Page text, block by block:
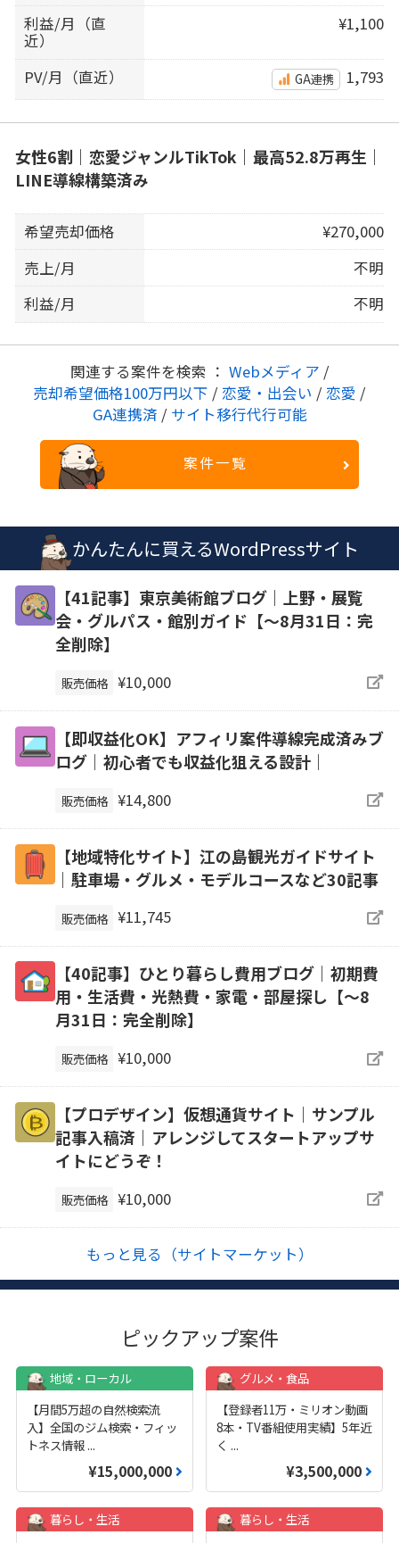
利益/月（直
近）
¥1,100
PV/月（直近） GA連携 1,793
女性6割｜恋愛ジャンルTikTok｜最高52.8万再生｜
LINE導線構築済み
希望売却価格
¥270,000
売上/月
不明
利益/月
不明
関連する案件を検索 ： Webメディア /
売却希望価格100万円以下 / 恋愛・出会い / 恋愛 /
GA連携済 / サイト移行代行可能
案件一覧
かんたんに買えるWordPressサイト
【41記事】東京美術館ブログ｜上野・展覧
会・グルパス・館別ガイド【～8月31日：完
全削除】
販売価格 ¥10,000
【即収益化OK】アフィリ案件導線完成済みブ
ログ｜初心者でも収益化狙える設計｜
販売価格 ¥14,800
【地域特化サイト】江の島観光ガイドサイト
｜駐車場・グルメ・モデルコースなど30記事
販売価格 ¥11,745
【40記事】ひとり暮らし費用ブログ｜初期費
用・生活費・光熱費・家電・部屋探し【～8
月31日：完全削除】
販売価格 ¥10,000
【プロデザイン】仮想通貨サイト｜サンプル
記事入稿済｜アレンジしてスタートアップサ
イトにどうぞ！
販売価格 ¥10,000
もっと見る（サイトマーケット）
ピックアップ案件
地域・ローカル
【月間5万超の自然検索流
入】全国のジム検索・フィッ
トネス情報 ...
¥15,000,000
グルメ・食品
【登録者11万・ミリオン動画
8本・TV番組使用実績】5年近
く ...
¥3,500,000
暮らし・生活
暮らし・生活